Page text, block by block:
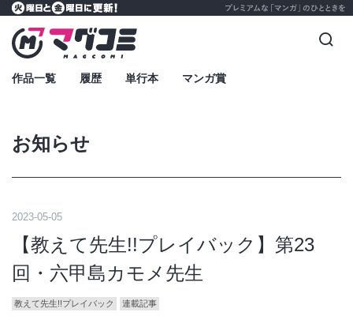
マグコミ – Mag Garden Comic Online
プレミアムな「マンガ」のひとときを
火曜日と金曜日に更新！
作品一覧 履歴 単行本 マンガ賞
検索
お知らせ
2023-05-05
【教えて先生!!プレイバック】第23
回・六甲島カモメ先生
教えて先生!!プレイバック 連載記事